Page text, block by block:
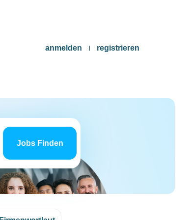
anmelden registrieren
Jobs
findenJobs Finden